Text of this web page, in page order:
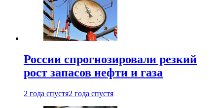
России спрогнозировали резкий
рост запасов нефти и газа
2 года спустя2 года спустя